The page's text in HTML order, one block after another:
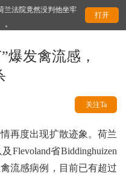
院竟然没判他坐牢 移
打开
爆发禽流感，
关注Ta
再度出现扩散迹象。荷兰
Flevoland省Biddinghuizen
流感病例，目前已有超过